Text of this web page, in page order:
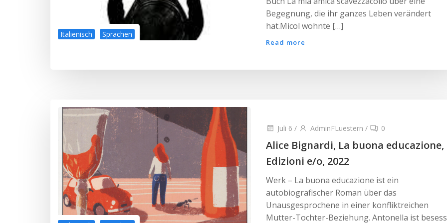
Italienisch Sprachen
Begegnung, die ihr ganzes Leben verändert
hat.Micol wohnte […]
Read more
Juli 6 / AdminFLuestern / 0
Alice Bignardi, La buona educazione,
Edizioni e/o, 2022
Werk – La buona educazione ist ein
autobiografischer Roman über das
Unausgesprochene in einer konfliktreichen
Mutter-Tochter-Beziehung. Antonella ist